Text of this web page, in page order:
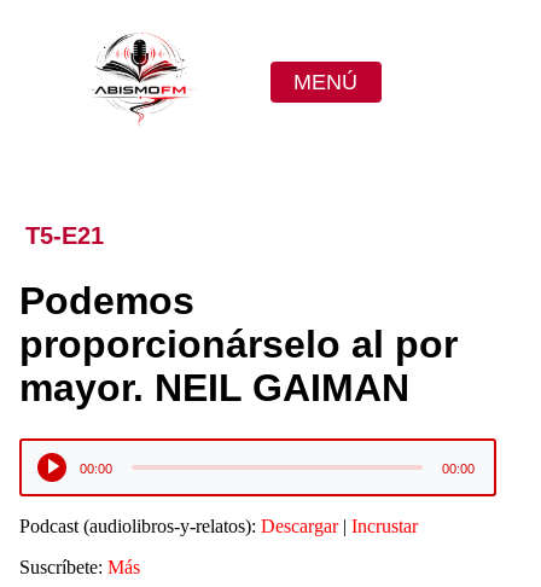
MENÚ
T5-E21
Podemos
proporcionárselo al por
mayor. NEIL GAIMAN
Reproductor
audio
00:00 00:00
Podcast (audiolibros-y-relatos): Descargar| Incrustar
Suscríbete: Más